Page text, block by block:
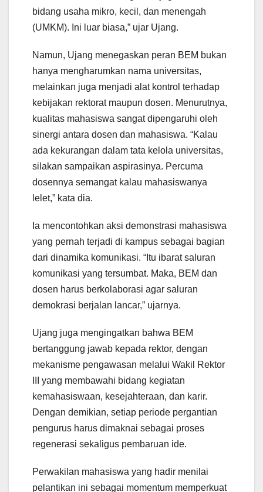
bidang usaha mikro, kecil, dan menengah
(UMKM). Ini luar biasa,” ujar Ujang.
Namun, Ujang menegaskan peran BEM bukan
hanya mengharumkan nama universitas,
melainkan juga menjadi alat kontrol terhadap
kebijakan rektorat maupun dosen. Menurutnya,
kualitas mahasiswa sangat dipengaruhi oleh
sinergi antara dosen dan mahasiswa. “Kalau
ada kekurangan dalam tata kelola universitas,
silakan sampaikan aspirasinya. Percuma
dosennya semangat kalau mahasiswanya
lelet,” kata dia.
Ia mencontohkan aksi demonstrasi mahasiswa
yang pernah terjadi di kampus sebagai bagian
dari dinamika komunikasi. “Itu ibarat saluran
komunikasi yang tersumbat. Maka, BEM dan
dosen harus berkolaborasi agar saluran
demokrasi berjalan lancar,” ujarnya.
Ujang juga mengingatkan bahwa BEM
bertanggung jawab kepada rektor, dengan
mekanisme pengawasan melalui Wakil Rektor
III yang membawahi bidang kegiatan
kemahasiswaan, kesejahteraan, dan karir.
Dengan demikian, setiap periode pergantian
pengurus harus dimaknai sebagai proses
regenerasi sekaligus pembaruan ide.
Perwakilan mahasiswa yang hadir menilai
pelantikan ini sebagai momentum memperkuat